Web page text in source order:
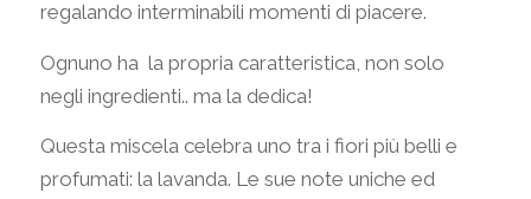
regalando interminabili momenti di piacere.
Ognuno ha la propria caratteristica, non solo
negli ingredienti.. ma la dedica!
Questa miscela celebra uno tra i fiori più belli e
profumati: la lavanda. Le sue note uniche ed